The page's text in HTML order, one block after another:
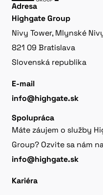
Adresa
Highgate Group
Nivy Tower, Mlynské
821 09 Bratislava
Slovenská republika
E-mail
info@highgate.sk
Spolupráca
Máte záujem o služby
Group? Ozvite sa nám
info@highgate.sk
Kariéra